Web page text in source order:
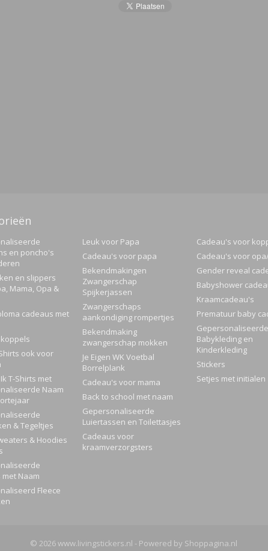
en poncho's
en slippers
Mama, Opa &
cadeaus met
ook voor
T-Shirts met
Naam
& Tegeltjes
& Hoodies
met Naam
Fleece
Leuk voor Papa
Cadeau's voor papa
Bekendmakingen
Zwangerschap
Spijkerjassen
Zwangerschaps
aankondiging rompertjes
Bekendmaking
zwangerschap mokken
Je Eigen WK Voetbal
Borrelplank
Cadeau's voor mama
Back to school met naam
Gepersonaliseerde
Luiertassen en Toilettasjes
Cadeaus voor
kraamverzorgsters
Cadeau's voor
Cadeau's voor
Gender reveal
Babyshower
Kraamcadeau's
Prematuur baby
Gepersonaliseerde
Babykleding en
Kinderkleding
Stickers
Setjes met initialen
© 2026 www.livingstickers.nl - Powered by Shoppagina.nl